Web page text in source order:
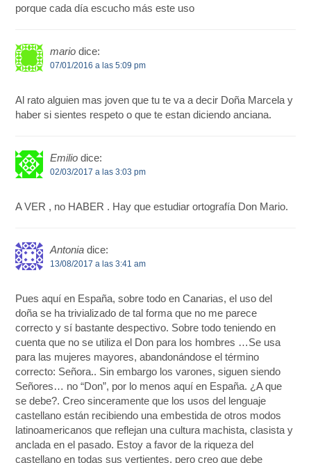
porque cada día escucho más este uso
mario dice:
07/01/2016 a las 5:09 pm
Al rato alguien mas joven que tu te va a decir Doña Marcela y
haber si sientes respeto o que te estan diciendo anciana.
Emilio dice:
02/03/2017 a las 3:03 pm
A VER , no HABER . Hay que estudiar ortografía Don Mario.
Antonia dice:
13/08/2017 a las 3:41 am
Pues aquí en España, sobre todo en Canarias, el uso del
doña se ha trivializado de tal forma que no me parece
correcto y sí bastante despectivo. Sobre todo teniendo en
cuenta que no se utiliza el Don para los hombres …Se usa
para las mujeres mayores, abandonándose el término
correcto: Señora.. Sin embargo los varones, siguen siendo
Señores… no “Don”, por lo menos aquí en España. ¿A que
se debe?. Creo sinceramente que los usos del lenguaje
castellano están recibiendo una embestida de otros modos
latinoamericanos que reflejan una cultura machista, clasista y
anclada en el pasado. Estoy a favor de la riqueza del
castellano en todas sus vertientes, pero creo que debe